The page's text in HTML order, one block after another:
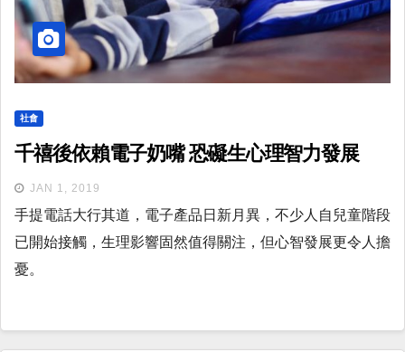
社會
千禧後依賴電子奶嘴 恐礙生心理智力發展
JAN 1, 2019
手提電話大行其道，電子產品日新月異，不少人自兒童階段
已開始接觸，生理影響固然值得關注，但心智發展更令人擔
憂。